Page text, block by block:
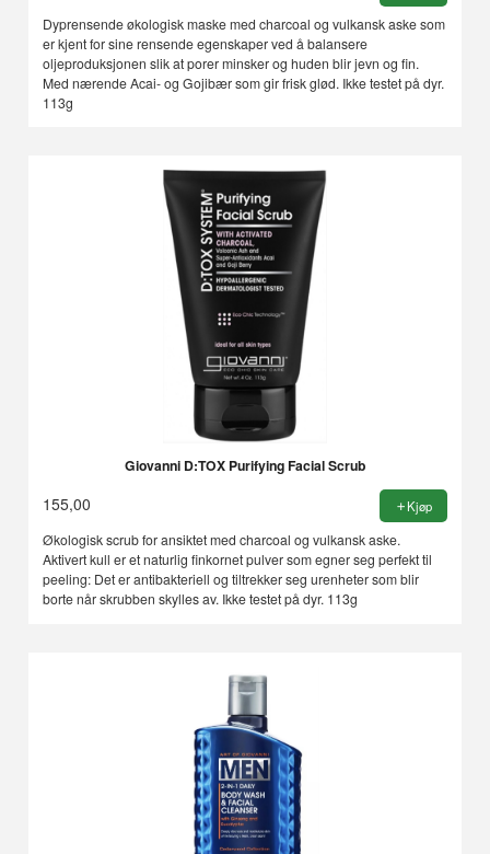
Dyprensende økologisk maske med charcoal og vulkansk aske som
er kjent for sine rensende egenskaper ved å balansere
oljeproduksjonen slik at porer minsker og huden blir jevn og fin.
Med nærende Acai- og Gojibær som gir frisk glød. Ikke testet på dyr.
113g
Giovanni D:TOX Purifying Facial Scrub
155,00 Kjøp
Økologisk scrub for ansiktet med charcoal og vulkansk aske.
Aktivert kull er et naturlig finkornet pulver som egner seg perfekt til
peeling: Det er antibakteriell og tiltrekker seg urenheter som blir
borte når skrubben skylles av. Ikke testet på dyr. 113g